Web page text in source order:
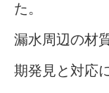
た。
漏水周辺の材
期発見と対応